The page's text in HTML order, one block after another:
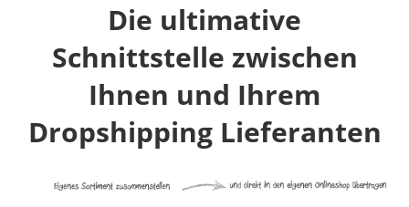
Die ultimative
Schnittstelle zwischen
Ihnen und Ihrem
Dropshipping Lieferanten